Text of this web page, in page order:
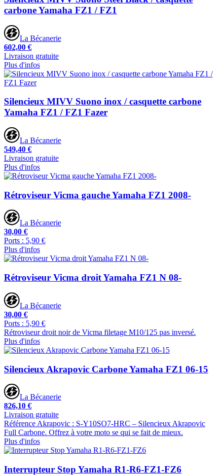
carbone Yamaha FZ1 / FZ1
La Bécanerie
602,00 €
Livraison gratuite
Plus d'infos
Silencieux MIVV Suono inox / casquette carbone
Yamaha FZ1 / FZ1 Fazer
La Bécanerie
549,40 €
Livraison gratuite
Plus d'infos
Rétroviseur Vicma gauche Yamaha FZ1 2008-
La Bécanerie
30,00 €
Ports : 5,90 €
Plus d'infos
Rétroviseur Vicma droit Yamaha FZ1 N 08-
La Bécanerie
30,00 €
Ports : 5,90 €
Rétroviseur droit noir de Vicma filetage M10/125 pas inversé.
Plus d'infos
Silencieux Akrapovic Carbone Yamaha FZ1 06-15
La Bécanerie
826,10 €
Livraison gratuite
Référence Akrapovic : S-Y10SO7-HRC – Silencieux Akrapovic
Full Carbone. Offrez à votre moto se qui se fait de mieux.
Plus d'infos
Interrupteur Stop Yamaha R1-R6-FZ1-FZ6